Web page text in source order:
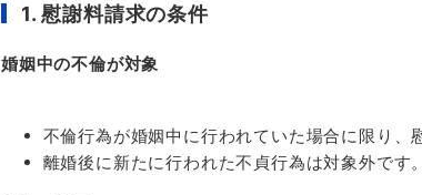
1.慰謝料請求の条件
婚姻中の不倫が対象
不倫行為が婚姻中に行われていた場合に限り、
離婚後に新たに行われた不貞行為は対象外です。